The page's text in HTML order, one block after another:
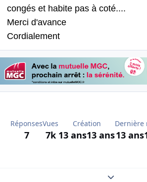
congés et habite pas à coté....
Merci d'avance
Cordialement
Réponses
7
Vues
7k
Création
13 ans13 ans
Dernière
13 ans
Expand